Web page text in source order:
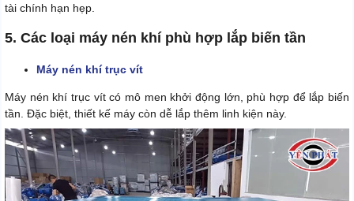
tài chính hạn hẹp.
5. Các loại máy nén khí phù hợp lắp biến tần
Máy nén khí trục vít
Máy nén khí trục vít có mô men khởi động lớn, phù hợp để lắp biến
tần. Đặc biệt, thiết kế máy còn dễ lắp thêm linh kiện này.